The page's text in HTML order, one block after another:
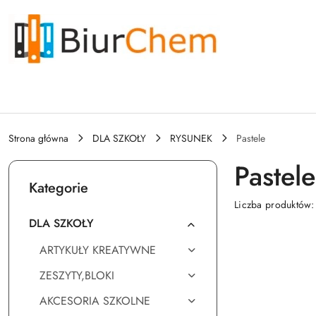
Przejdź do treści głównej
Przejdź do wyszukiwarki
Przejdź do moje konto
Przejdź do menu głównego
Przejdź do stopki
Strona główna DLA SZKOŁY RYSUNEK Pastele
Kategorie
DLA SZKOŁY
ARTYKUŁY KREATYWNE
ZESZYTY,BLOKI
AKCESORIA SZKOLNE
Pastele
Liczba